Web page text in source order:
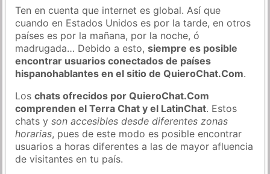
Ten en cuenta que internet es global. Así que
cuando en Estados Unidos es por la tarde, en otros
países es por la mañana, por la noche, ó
madrugada… Debido a esto,siempre es posible
encontrar usuarios conectados de países
hispanohablantes en el sitio de QuieroChat.Com.
Loschats ofrecidos por QuieroChat.Com
comprenden el Terra Chat y el LatinChat. Estos
chats yson accesibles desde diferentes zonas
horarias, pues de este modo es posible encontrar
usuarios a horas diferentes a las de mayor afluencia
de visitantes en tu país.